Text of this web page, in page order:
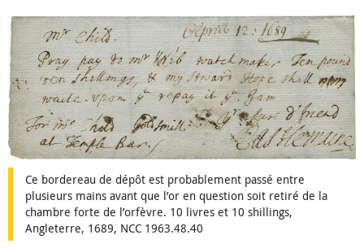
Ce bordereau de dépôt est probablement passé entre
plusieurs mains avant que l’or en question soit retiré de la
chambre forte de l’orfèvre. 10 livres et 10 shillings,
Angleterre, 1689, NCC 1963.48.40